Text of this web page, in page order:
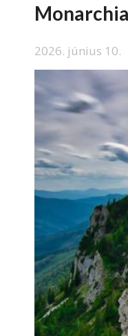
2026. június 10.